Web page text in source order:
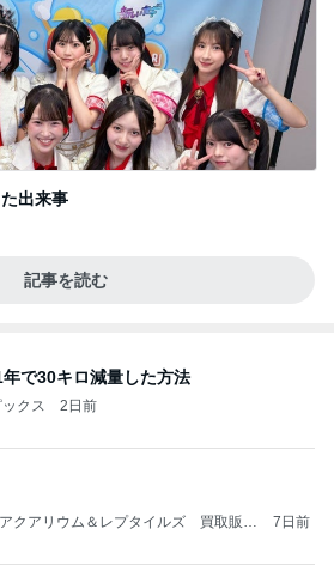
出来事
記事を読む
で30キロ減量した方法
クス 2日前
クアリウム＆レプタイルズ 買取販売
7日前